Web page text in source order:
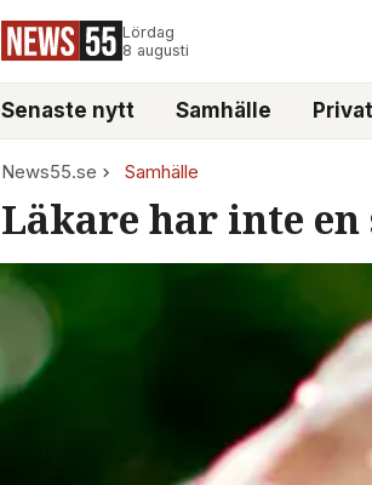
Lördag
8 augusti
Senaste nytt Samhälle
News55.se Samhälle
Läkare har inte